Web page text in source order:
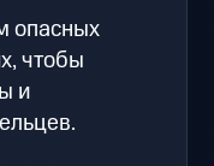
опасных
чтобы
и